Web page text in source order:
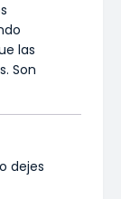
las
Son
dejes